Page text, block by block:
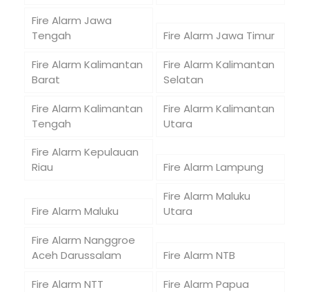
Fire Alarm Jawa
Tengah
Fire Alarm Jawa Timur
Fire Alarm Kalimantan
Barat
Fire Alarm Kalimantan
Selatan
Fire Alarm Kalimantan
Tengah
Fire Alarm Kalimantan
Utara
Fire Alarm Kepulauan
Riau
Fire Alarm Lampung
Fire Alarm Maluku
Fire Alarm Maluku
Utara
Fire Alarm Nanggroe
Aceh Darussalam
Fire Alarm NTB
Fire Alarm NTT
Fire Alarm Papua